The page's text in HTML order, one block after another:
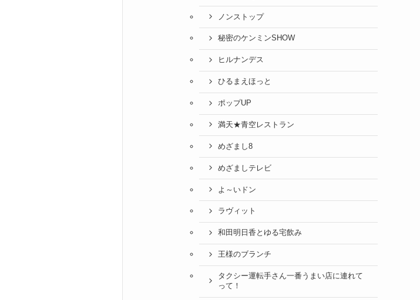
ノンストップ
秘密のケンミンSHOW
ヒルナンデス
ひるまえほっと
ポップUP
満天★青空レストラン
めざまし8
めざましテレビ
よ～いドン
ラヴィット
和田明日香とゆる宅飲み
王様のブランチ
タクシー運転手さん一番うまい店に連れて
って！